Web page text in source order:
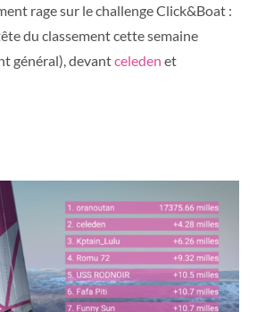
rage sur le challenge Click&Boat :
du classement cette semaine
général), devantceleden et